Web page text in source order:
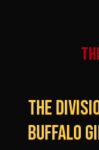
THE
buffalo